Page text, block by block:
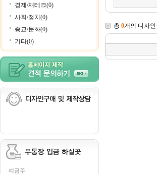
경제/재테크(0)
사회/정치(0)
종교/문화(0)
기타(0)
예금주:
총 0개의 디자